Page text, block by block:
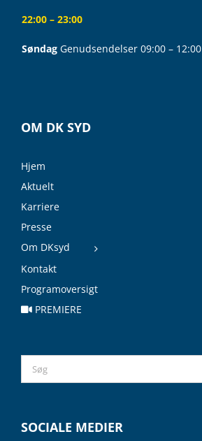
22:00 – 23:00
Søndag Genudsendelser 09:00 – 12:00
OM DK SYD
Hjem
Aktuelt
Karriere
Presse
Om DKsyd
Kontakt
Programoversigt
PREMIERE
Search
for:
SOCIALE MEDIER